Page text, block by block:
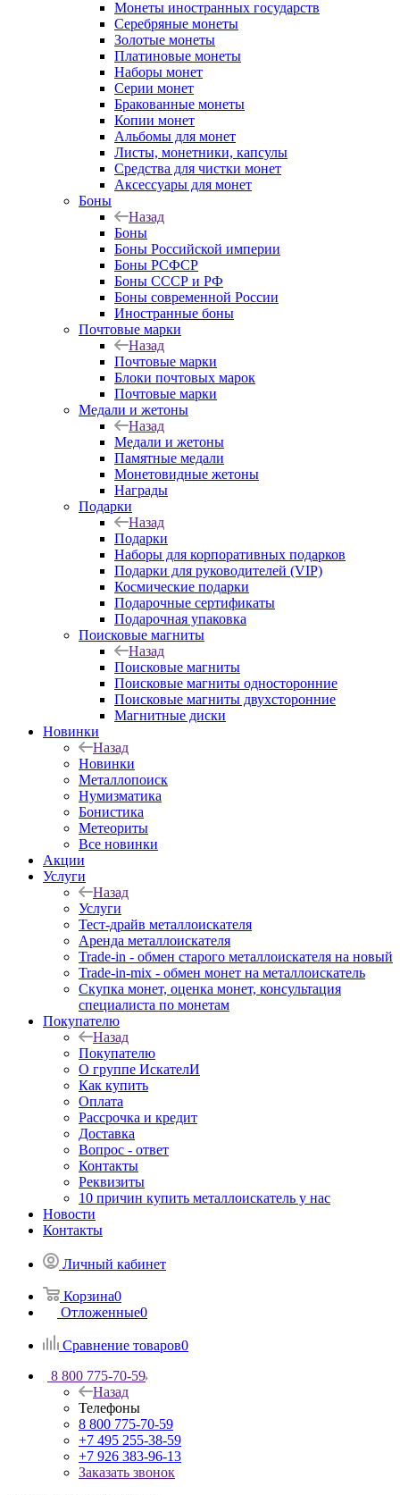
Монеты иностранных государств
Серебряные монеты
Золотые монеты
Платиновые монеты
Наборы монет
Серии монет
Бракованные монеты
Копии монет
Альбомы для монет
Листы, монетники, капсулы
Средства для чистки монет
Аксессуары для монет
Боны
Назад
Боны
Боны Российской империи
Боны РСФСР
Боны СССР и РФ
Боны современной России
Иностранные боны
Почтовые марки
Назад
Почтовые марки
Блоки почтовых марок
Почтовые марки
Медали и жетоны
Назад
Медали и жетоны
Памятные медали
Монетовидные жетоны
Награды
Подарки
Назад
Подарки
Наборы для корпоративных подарков
Подарки для руководителей (VIP)
Космические подарки
Подарочные сертификаты
Подарочная упаковка
Поисковые магниты
Назад
Поисковые магниты
Поисковые магниты односторонние
Поисковые магниты двухсторонние
Магнитные диски
Новинки
Назад
Новинки
Металлопоиск
Нумизматика
Бонистика
Метеориты
Все новинки
Акции
Услуги
Назад
Услуги
Тест-драйв металлоискателя
Аренда металлоискателя
Trade-in - обмен старого металлоискателя на новый
Trade-in-mix - обмен монет на металлоискатель
Скупка монет, оценка монет, консультация
специалиста по монетам
Покупателю
Назад
Покупателю
О группе ИскателИ
Как купить
Оплата
Рассрочка и кредит
Доставка
Вопрос - ответ
Контакты
Реквизиты
10 причин купить металлоискатель у нас
Новости
Контакты
Личный кабинет
Корзина0
Отложенные0
Сравнение товаров0
8 800 775-70-59
Назад
Телефоны
8 800 775-70-59
+7 495 255-38-59
+7 926 383-96-13
Заказать звонок